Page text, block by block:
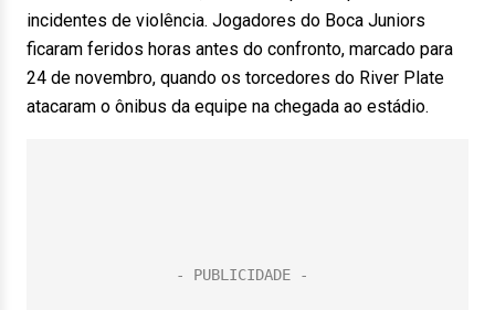
incidentes de violência. Jogadores do Boca Juniors
ficaram feridos horas antes do confronto, marcado para
24 de novembro, quando os torcedores do River Plate
atacaram o ônibus da equipe na chegada ao estádio.